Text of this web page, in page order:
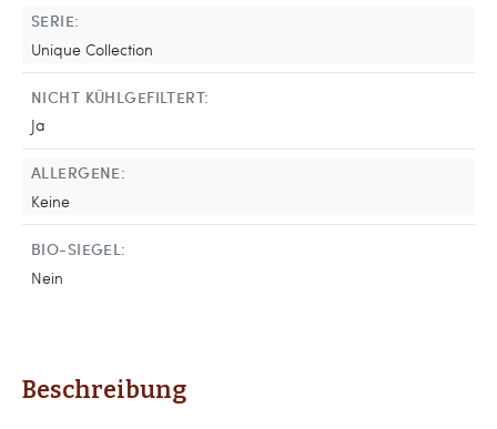
SERIE:
Unique Collection
NICHT KÜHLGEFILTERT:
Ja
ALLERGENE:
Keine
BIO-SIEGEL:
Nein
Beschreibung